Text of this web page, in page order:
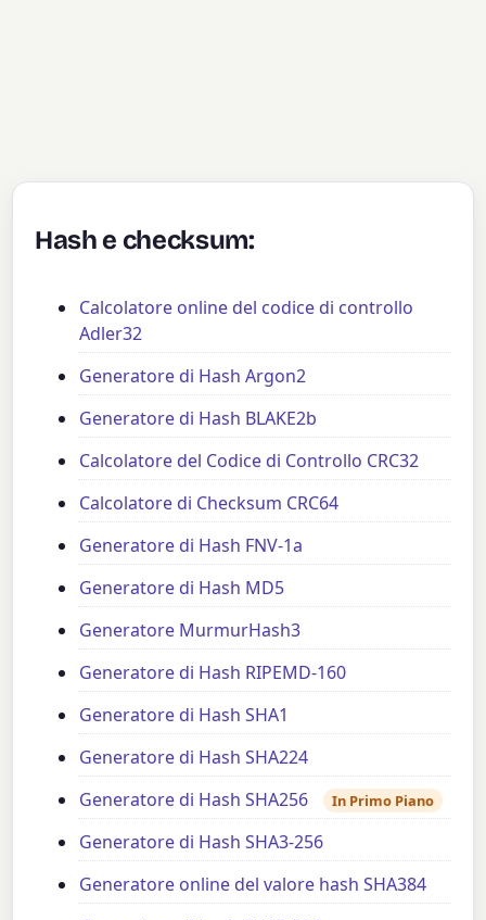
Hash e checksum:
Calcolatore online del codice di controllo
Adler32
Generatore di Hash Argon2
Generatore di Hash BLAKE2b
Calcolatore del Codice di Controllo CRC32
Calcolatore di Checksum CRC64
Generatore di Hash FNV-1a
Generatore di Hash MD5
Generatore MurmurHash3
Generatore di Hash RIPEMD-160
Generatore di Hash SHA1
Generatore di Hash SHA224
Generatore di Hash SHA256
In Primo Piano
Generatore di Hash SHA3-256
Generatore online del valore hash SHA384